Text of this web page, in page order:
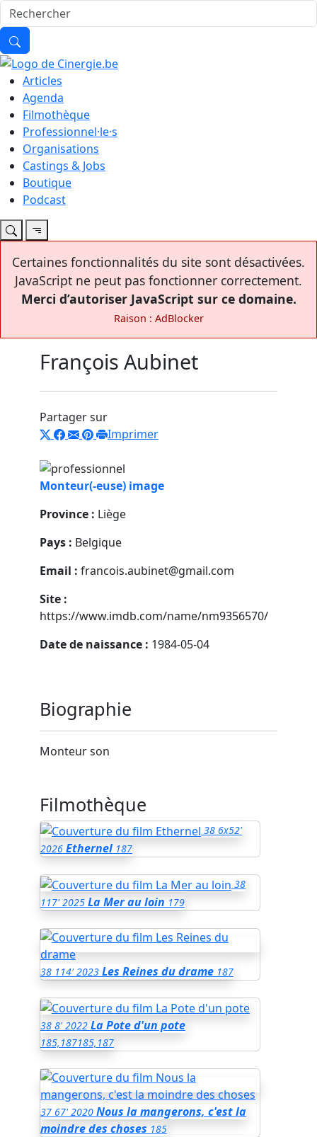
Articles
Agenda
Filmothèque
Professionnel·le·s
Organisations
Castings & Jobs
Boutique
Podcast
Certaines fonctionnalités du site sont désactivées.
JavaScript ne peut pas fonctionner correctement.
Merci d’autoriser JavaScript sur ce domaine.
Raison : AdBlocker
François Aubinet
Partager sur
Imprimer
Monteur(-euse) image
Province : Liège
Pays : Belgique
Email : francois.aubinet@gmail.com
Site :
https://www.imdb.com/name/nm9356570/
Date de naissance : 1984-05-04
Biographie
Monteur son
Filmothèque
38 6x52'
2026 Ethernel 187
38
117' 2025 La Mer au loin 179
38 114' 2023 Les Reines du drame 187
38 8' 2022 La Pote d'un pote
185,187185,187
37 67' 2020 Nous la mangerons, c'est la
moindre des choses 185